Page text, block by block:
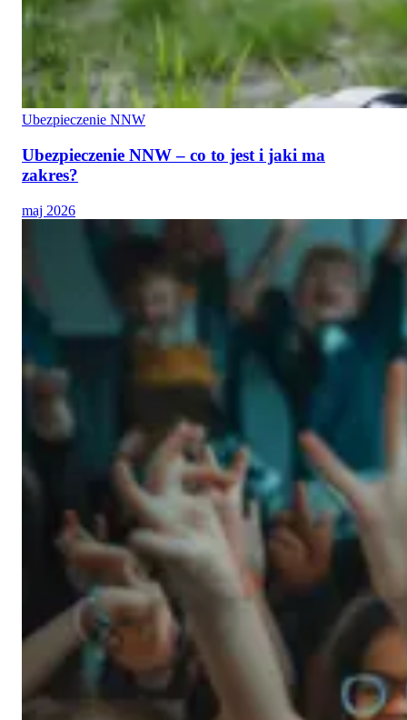
Ubezpieczenie NNW
Ubezpieczenie NNW – co to jest i jaki ma
zakres?
maj 2026